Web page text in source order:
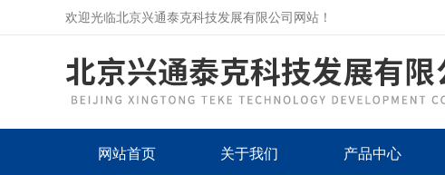
欢迎光临北京兴通泰克科技发展有限公司网站！
网站首页 关于我们 产品中心